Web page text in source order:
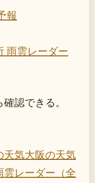
報
雨雲レーダー
認できる。
天気大阪の天気
雲レーダー（全